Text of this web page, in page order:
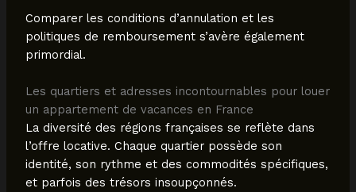
Comparer les conditions d’annulation et les
politiques de remboursement s’avère également
primordial.
Les quartiers et adresses incontournables pour louer
un appartement de vacances en France
La diversité des régions françaises se reflète dans
l’offre locative. Chaque quartier possède son
identité, son rythme et des commodités spécifiques,
et parfois des trésors insoupçonnés.